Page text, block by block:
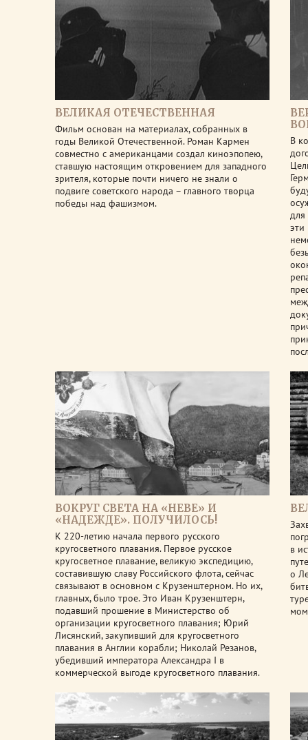
ВЕЛИКАЯ ОТЕЧЕСТВЕННАЯ
Фильм основан на материалах, собранных в
годы Великой Отечественной. Роман Кармен
совместно с американцами создал киноэпопею,
ставшую настоящим откровением для западного
зрителя, которые почти ничего не знали о
подвиге советского народа – главного творца
победы над фашизмом.
В
для
ВОКРУГ СВЕТА НА «НЕВЕ» И
«НАДЕЖДЕ». ПОЛУЧИЛОСЬ!
К 220-летию начала первого русского
кругосветного плавания. Первое русское
кругосветное плавание, великую экспедицию,
составившую славу Российского флота, сейчас
связывают в основном с Крузенштерном. Но их,
главных, было трое. Это Иван Крузенштерн,
подавший прошение в Министерство об
организации кругосветного плавания; Юрий
Лисянский, закупивший для кругосветного
плавания в Англии корабли; Николай Резанов,
убедивший императора Александра I в
коммерческой выгоде кругосветного плавания.
в
о